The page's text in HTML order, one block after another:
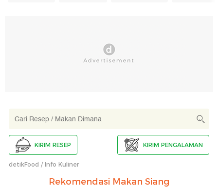
KIRIM RESEP KIRIM PENGALAMAN
detikFood Info Kuliner
Rekomendasi Makan Siang